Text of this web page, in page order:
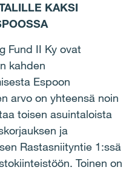
KAKSI
Fund II Ky ovat
kahden
Espoon
arvo on yhteensä noin
toisen asuintaloista
ja
Rastasniityntie 1:ssä
Toinen on